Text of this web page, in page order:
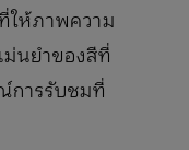
ให้ภาพความ
นยำของสีที่
การรับชมที่